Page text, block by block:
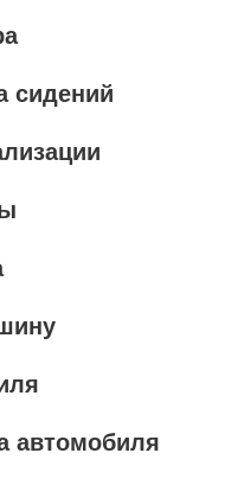
сидений
автомобиля